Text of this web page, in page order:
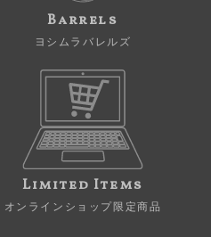
Barrels
ヨシムラバレルズ
Limited Items
オンラインショップ限定商品